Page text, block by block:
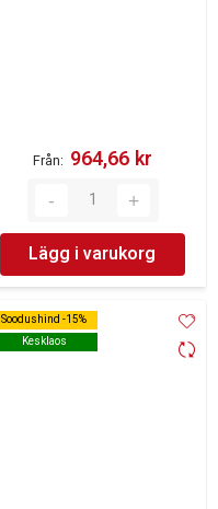
Från 964,66 kr‎
Lägg i varukorg
Soodushind -15%
Kesklaos
Soodushind -15%
Kesklaos